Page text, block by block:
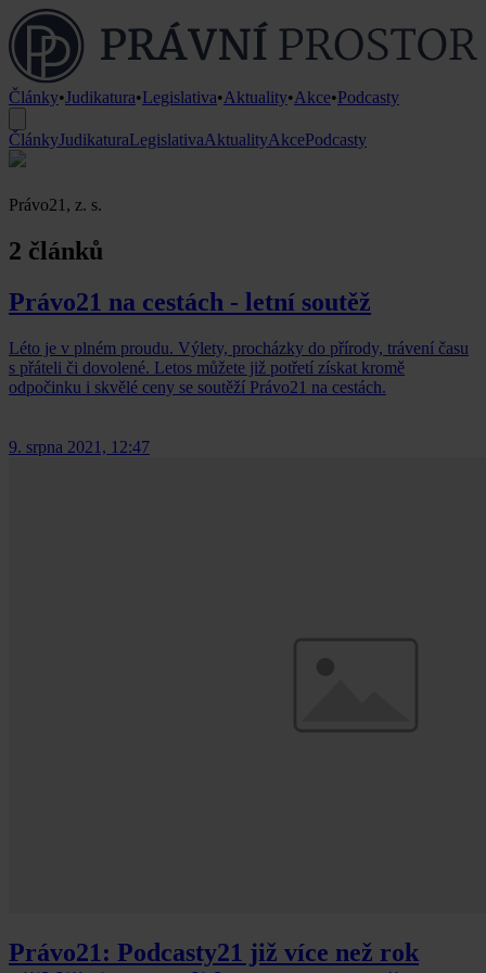
Články•Judikatura•Legislativa•Aktuality•Akce•Podcasty
ČlánkyJudikaturaLegislativaAktualityAkcePodcasty
Právo21, z. s.
2 článků
Právo21 na cestách - letní soutěž
Léto je v plném proudu. Výlety, procházky do přírody, trávení času
s přáteli či dovolené. Letos můžete již potřetí získat kromě
odpočinku i skvělé ceny se soutěží Právo21 na cestách.
9. srpna 2021, 12:47
Právo21: Podcasty21 již více než rok